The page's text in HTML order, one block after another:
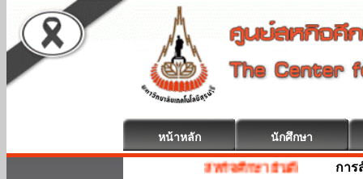
หน้าหลัก นักศึกษา
สหกิจศึกษา ยินดีต้อนรับ การ